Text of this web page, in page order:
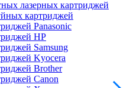
лазерных картриджей
картриджей
Panasonic
HP
Samsung
Kyocera
Brother
Canon